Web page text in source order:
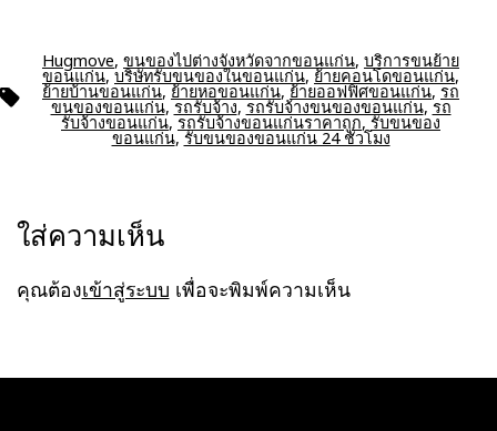
ป้าย
กำกับ
Hugmove, ขนของไปต่างจังหวัดจากขอนแก่น, บริการขนย้าย
ขอนแก่น, บริษัทรับขนของในขอนแก่น, ย้ายคอนโดขอนแก่น,
ย้ายบ้านขอนแก่น, ย้ายหอขอนแก่น, ย้ายออฟฟิศขอนแก่น, รถ
ขนของขอนแก่น, รถรับจ้าง, รถรับจ้างขนของขอนแก่น, รถ
รับจ้างขอนแก่น, รถรับจ้างขอนแก่นราคาถูก, รับขนของ
ขอนแก่น, รับขนของขอนแก่น 24 ชั่วโมง
ใส่ความเห็น
คุณต้องเข้าสู่ระบบ เพื่อจะพิมพ์ความเห็น